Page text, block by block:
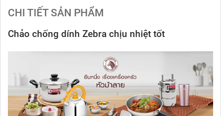
CHI TIẾT SẢN PHẨM
Chảo chống dính Zebra chịu nhiệt tốt